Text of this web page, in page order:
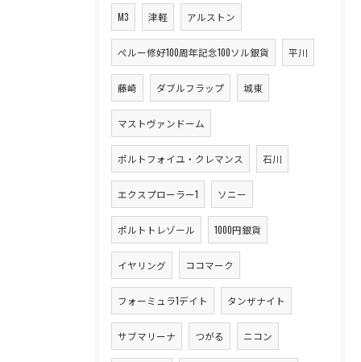
M3 津軽 アルストン
ペルー修好100周年記念100ソル銀貨 平川
藤崎 ダブルフラップ 城東
マストヴァンドーム
ポルトフォイユ・クレマンス 石川
エクスプローラー1 ソニー
ポルトトレゾール 1000円銀貨
イヤリング ココマーク
フォーミュラ1デイト タンザナイト
サブマリーナ つがる ニコン